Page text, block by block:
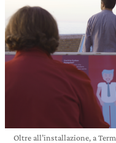
Oltre all’installazione, a